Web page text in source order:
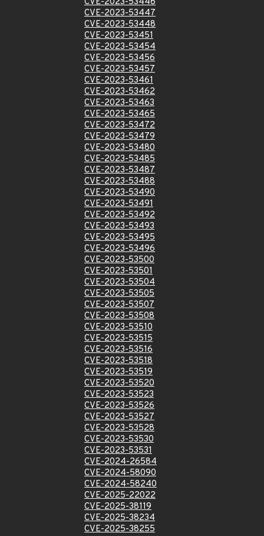
CVE-2023-53447
CVE-2023-53448
CVE-2023-53451
CVE-2023-53454
CVE-2023-53456
CVE-2023-53457
CVE-2023-53461
CVE-2023-53462
CVE-2023-53463
CVE-2023-53465
CVE-2023-53472
CVE-2023-53479
CVE-2023-53480
CVE-2023-53485
CVE-2023-53487
CVE-2023-53488
CVE-2023-53490
CVE-2023-53491
CVE-2023-53492
CVE-2023-53493
CVE-2023-53495
CVE-2023-53496
CVE-2023-53500
CVE-2023-53501
CVE-2023-53504
CVE-2023-53505
CVE-2023-53507
CVE-2023-53508
CVE-2023-53510
CVE-2023-53515
CVE-2023-53516
CVE-2023-53518
CVE-2023-53519
CVE-2023-53520
CVE-2023-53523
CVE-2023-53526
CVE-2023-53527
CVE-2023-53528
CVE-2023-53530
CVE-2023-53531
CVE-2024-26584
CVE-2024-58090
CVE-2024-58240
CVE-2025-22022
CVE-2025-38119
CVE-2025-38234
CVE-2025-38255